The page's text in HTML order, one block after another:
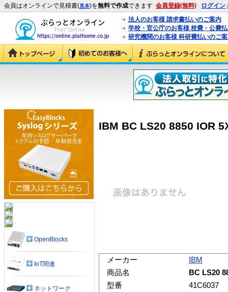
会員はオンラインで見積書(見本)を無料で作成できます 会員登録(無料) ログイン
法人のお客様 請求書払いのご案内
学校・官公庁のお客様 校費・公費
研究機関のお客様 科研費払いのご
IBM BC LS20 8850 IOR
メーカー
IBM
商品名
BC LS20
型番
41C6037
OpenBlocks
IoT関連
ネットワーク